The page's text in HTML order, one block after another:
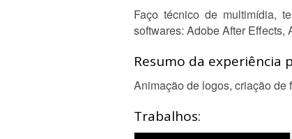
Faço técnico de multimídia,
softwares: Adobe After Effects,
Resumo da experiência
Animação de logos, criação de
Trabalhos: